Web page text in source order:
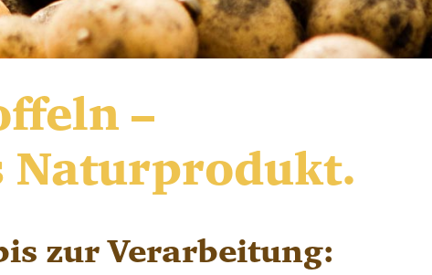
–
Naturprodukt.
zur Verarbeitung: